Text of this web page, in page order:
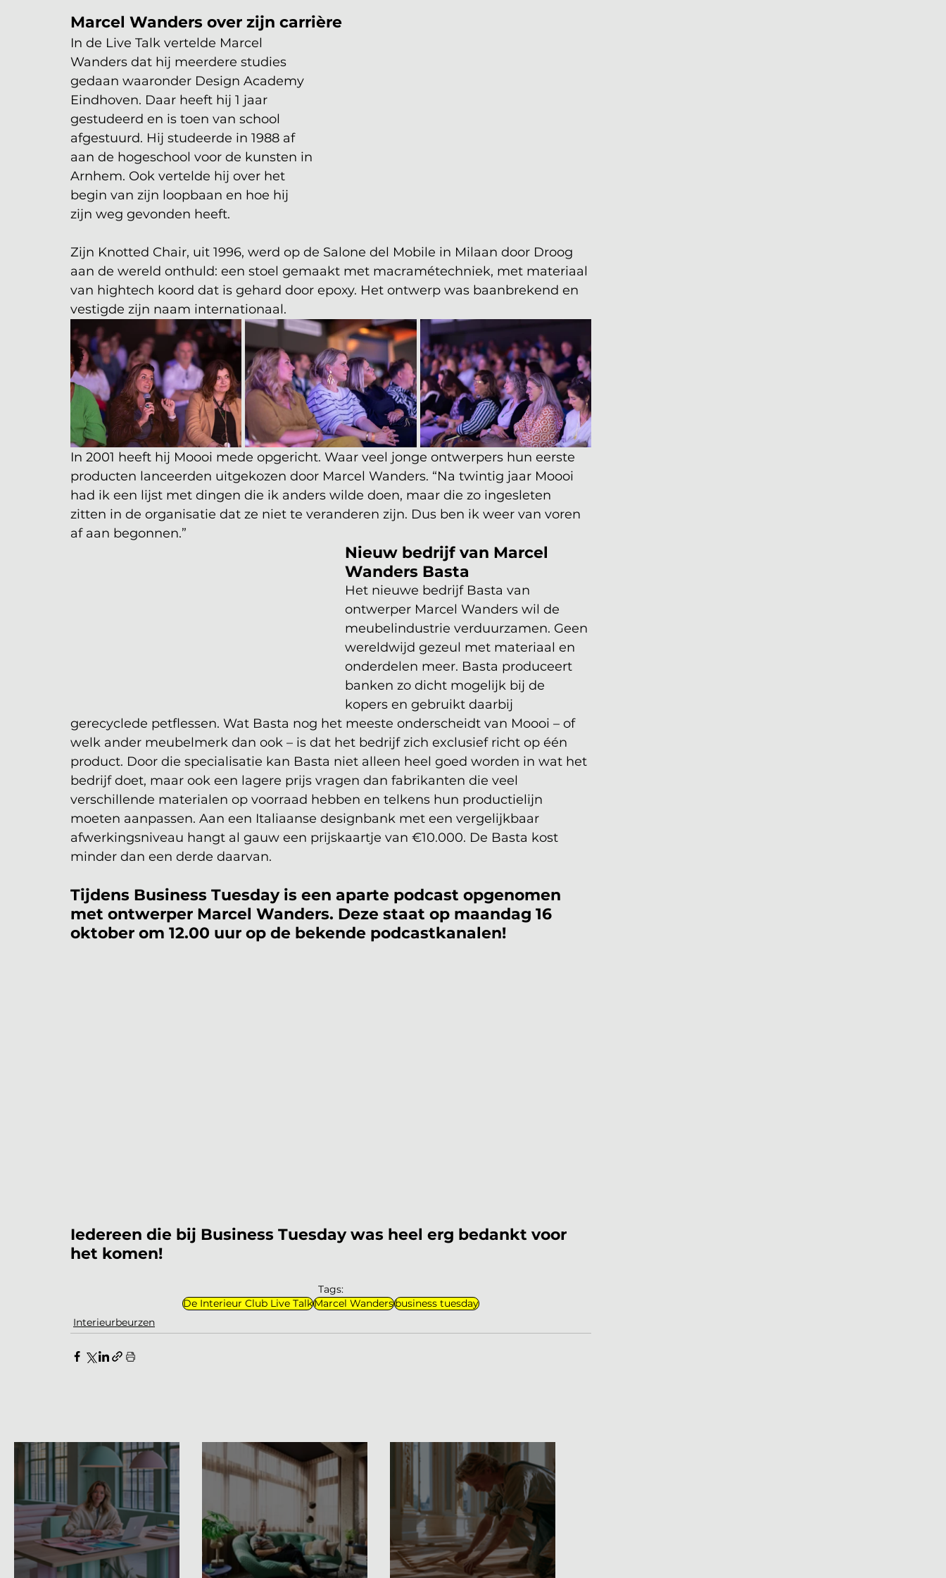
Marcel Wanders over zijn carrière
In de Live Talk vertelde Marcel
Wanders dat hij meerdere studies
gedaan waaronder Design Academy
Eindhoven. Daar heeft hij 1 jaar
gestudeerd en is toen van school
afgestuurd. Hij studeerde in 1988 af
aan de hogeschool voor de kunsten in
Arnhem. Ook vertelde hij over het
begin van zijn loopbaan en hoe hij
zijn weg gevonden heeft.
Zijn Knotted Chair, uit 1996, werd op de Salone del Mobile in Milaan door Droog
aan de wereld onthuld: een stoel gemaakt met macramétechniek, met materiaal
van hightech koord dat is gehard door epoxy. Het ontwerp was baanbrekend en
vestigde zijn naam internationaal.
In 2001 heeft hij Moooi mede opgericht. Waar veel jonge ontwerpers hun eerste
producten lanceerden uitgekozen door Marcel Wanders. “Na twintig jaar Moooi
had ik een lijst met dingen die ik anders wilde doen, maar die zo ingesleten
zitten in de organisatie dat ze niet te veranderen zijn. Dus ben ik weer van voren
af aan begonnen.”
Nieuw bedrijf van Marcel
Wanders Basta
Het nieuwe bedrijf Basta van
ontwerper Marcel Wanders wil de
meubelindustrie verduurzamen. Geen
wereldwijd gezeul met materiaal en
onderdelen meer. Basta produceert
banken zo dicht mogelijk bij de
kopers en gebruikt daarbij
gerecyclede petflessen. Wat Basta nog het meeste onderscheidt van Moooi – of
welk ander meubelmerk dan ook – is dat het bedrijf zich exclusief richt op één
product. Door die specialisatie kan Basta niet alleen heel goed worden in wat het
bedrijf doet, maar ook een lagere prijs vragen dan fabrikanten die veel
verschillende materialen op voorraad hebben en telkens hun productielijn
moeten aanpassen. Aan een Italiaanse designbank met een vergelijkbaar
afwerkingsniveau hangt al gauw een prijskaartje van €10.000. De Basta kost
minder dan een derde daarvan.
Tijdens Business Tuesday is een aparte podcast opgenomen
met ontwerper Marcel Wanders. Deze staat op maandag 16
oktober om 12.00 uur op de bekende podcastkanalen!
Iedereen die bij Business Tuesday was heel erg bedankt voor
het komen!
Tags:
De Interieur Club Live TalkMarcel Wandersbusiness tuesday
Interieurbeurzen